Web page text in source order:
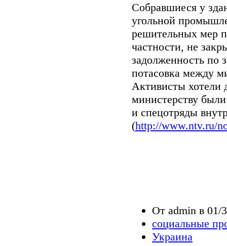
Собравшиеся у
угольной
решительных мер
частности, не
задолженность по
потасовка между
Активисты
министерству
и спецотряды
(http://www.ntv.ru/
От admin в 01/
социальные
Украина